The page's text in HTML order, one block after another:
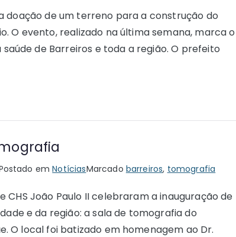
doação de um terreno para a construção do
O evento, realizado na última semana, marca o
de Barreiros e toda a região. O prefeito
emNotíciasMarcado barreiros, tomografia
João Paulo II celebraram a inauguração de
e da região: a sala de tomografia do
O local foi batizado em homenagem ao Dr.